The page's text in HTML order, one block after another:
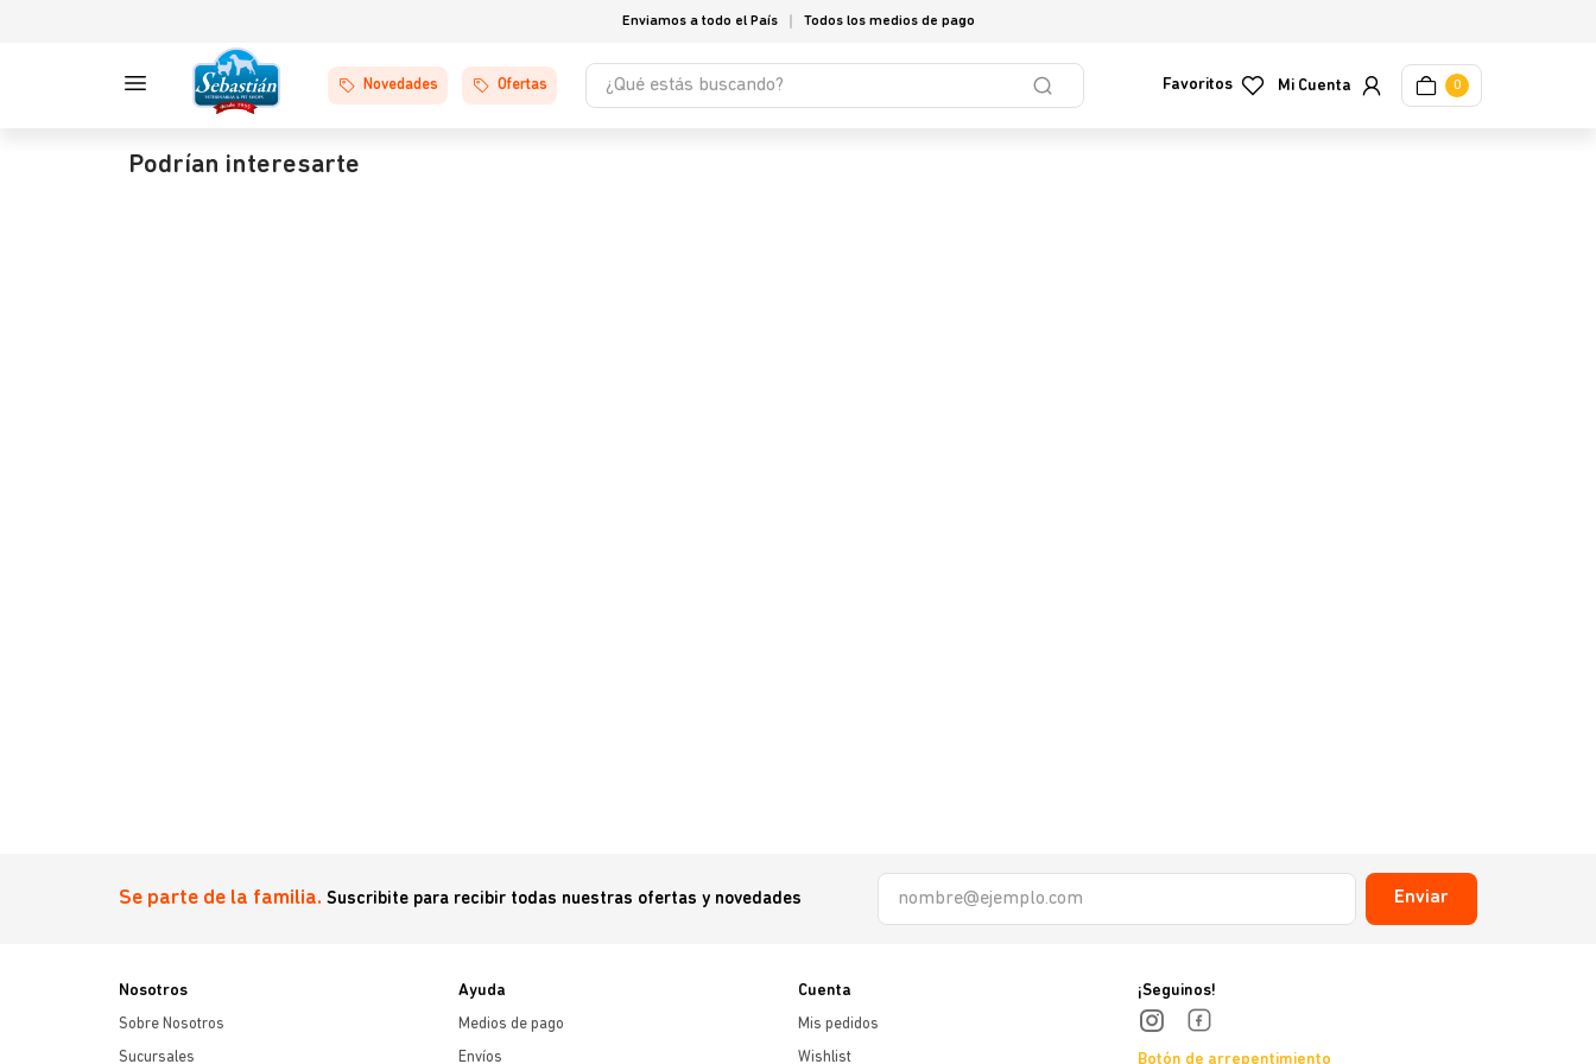
Enviamos a todo el País Todos los medios de pago
Novedades Ofertas
¿Qué estás buscando?
Favoritos 0
Podrían interesarte
Se parte de la familia. Suscribite para recibir todas nuestras ofertas y novedades Enviar
Nosotros
Sobre Nosotros
Sucursales
Ayuda
Medios de pago
Envíos
Cuenta
Mis pedidos
Wishlist
¡Seguinos!
Botón de arrepentimiento